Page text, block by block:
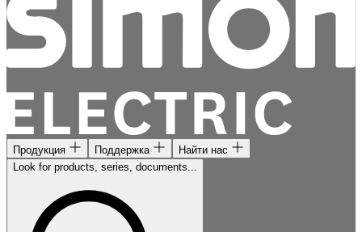
Продукция Поддержка
Найти нас
Look for products, series, documents...